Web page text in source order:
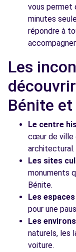
vous permet
minutes
répondre à
Les
Bénite
Le centre
cœur de ville
architectural.
Les sites
monuments
Bénite.
Les
pour une
Les
naturels, les
voiture.